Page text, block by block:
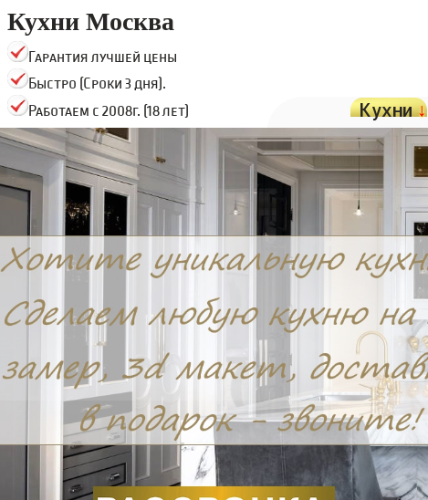
Кухни Москва
Гарантия лучшей цены
Быстро (Сроки 3 дня).
Работаем с 2008г. (18 лет)
Кухни↓